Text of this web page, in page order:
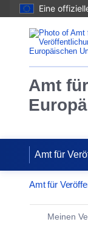
Eine
Amt
Amt für
Amt für
Meinen